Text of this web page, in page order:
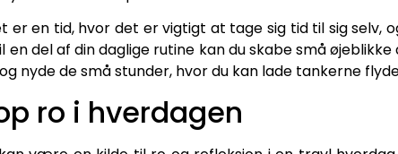
er en tid, hvor det er vigtigt at tage sig tid til sig
en del af din daglige rutine kan du skabe små
nyde de små stunder, hvor du kan lade tankerne
ro i hverdagen